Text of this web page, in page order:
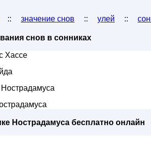
:: значение снов :: улей ::
снов в сонниках
Хассе
Нострадамуса
Нострадамуса бесплатно онлайн